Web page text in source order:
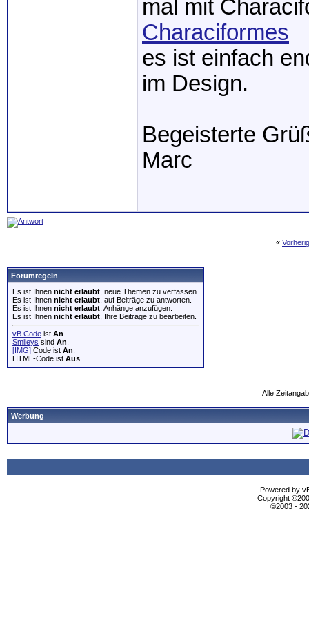
mal mit
Characiformes
es ist einfach
im Design.
Begeisterte
Marc
«
Forumregeln
Es ist Ihnen nicht erlaubt , neue Themen zu verfassen.
Es ist Ihnen nicht erlaubt , auf Beiträge zu antworten.
Es ist Ihnen nicht erlaubt , Anhänge anzufügen.
Es ist Ihnen nicht erlaubt , Ihre Beiträge zu bearbeiten.
vB Code ist An
Smileys sind An
[IMG] Code ist An
HTML-Code ist Aus
Alle
Werbung
Powered by
Copyright
©2003 -